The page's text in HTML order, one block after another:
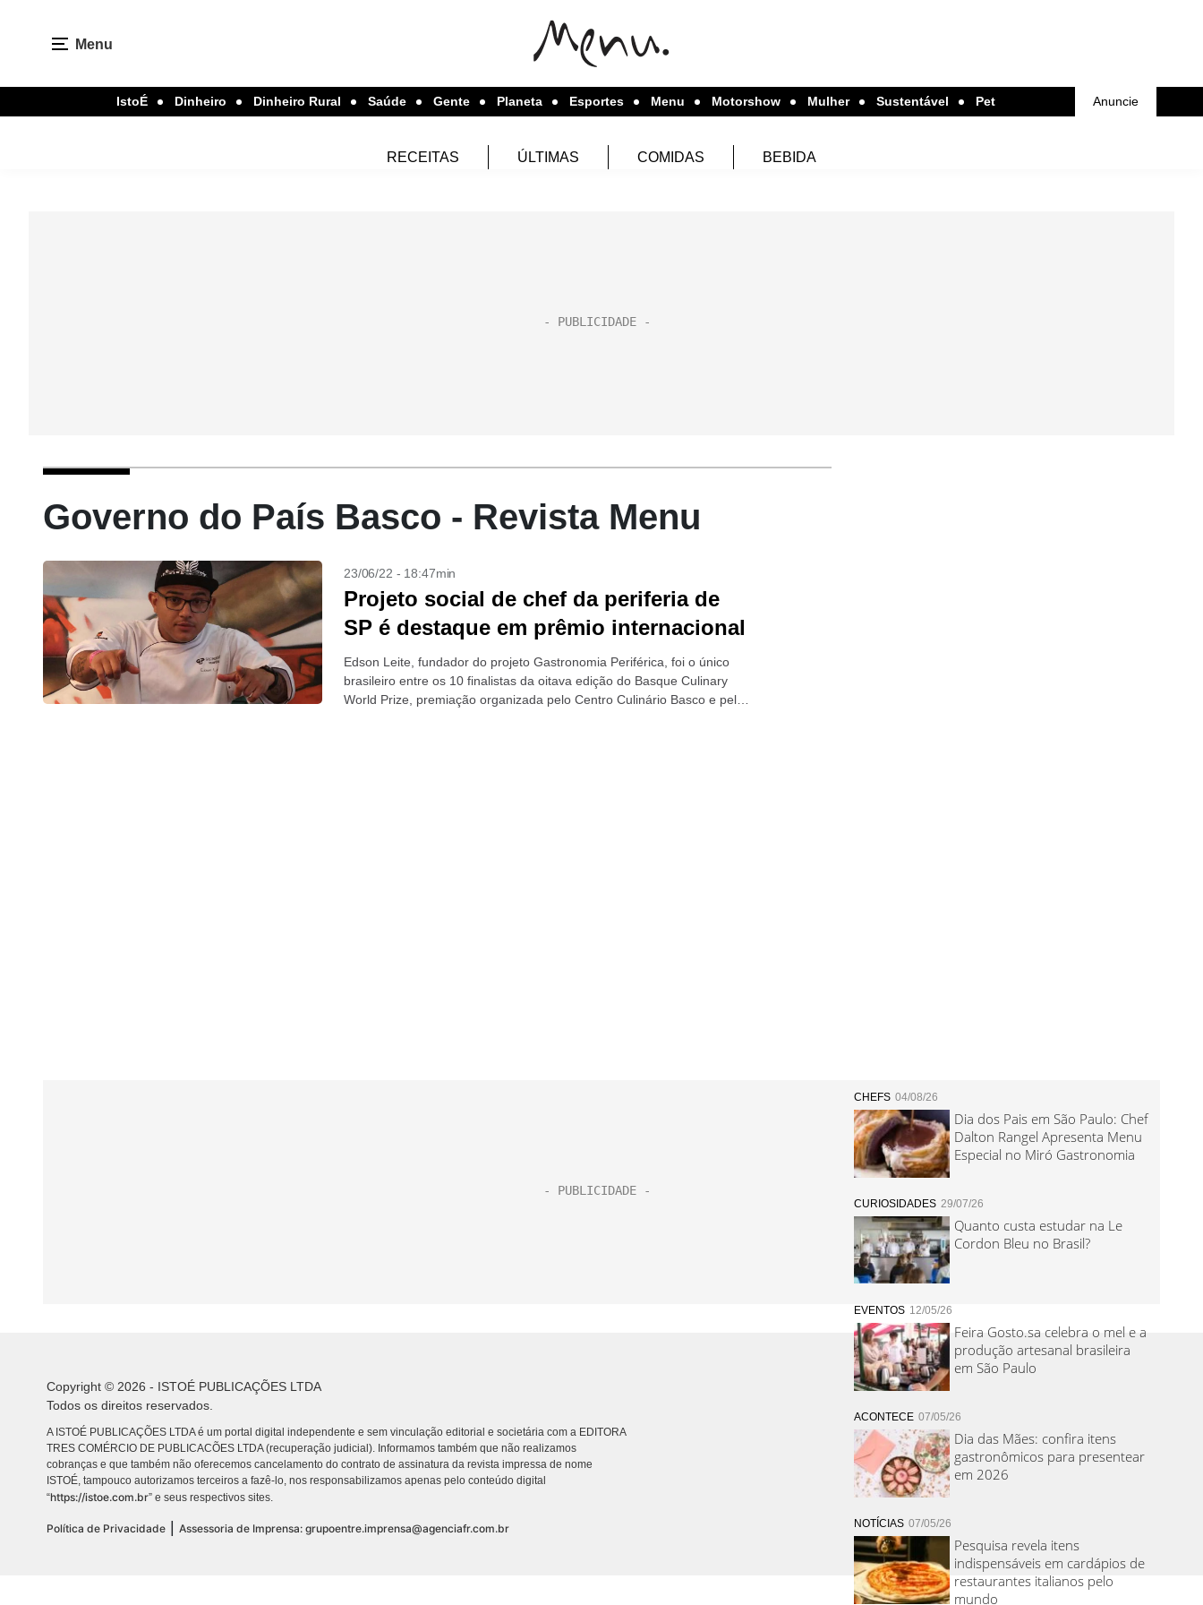
Menu
IstoÉ Dinheiro Dinheiro Rural Saúde Gente Planeta Esportes Menu Motorshow Mulher Sustentável Pet Anuncie
RECEITAS ÚLTIMAS COMIDAS BEBIDA
Governo do País Basco - Revista Menu
23/06/22 - 18:47min
Projeto social de chef da periferia de
SP é destaque em prêmio internacional
Edson Leite, fundador do projeto Gastronomia Periférica, foi o único
brasileiro entre os 10 finalistas da oitava edição do Basque Culinary
World Prize, premiação organizada pelo Centro Culinário Basco e pelo
CHEFS 04/08/26
Dia dos Pais em São Paulo: Chef
Dalton Rangel Apresenta Menu
Especial no Miró Gastronomia
CURIOSIDADES 29/07/26
Quanto custa estudar na Le
Cordon Bleu no Brasil?
EVENTOS 12/05/26
Feira Gosto.sa celebra o mel e a
produção artesanal brasileira
em São Paulo
ACONTECE 07/05/26
Dia das Mães: confira itens
gastronômicos para presentear
em 2026
NOTÍCIAS 07/05/26
Pesquisa revela itens
indispensáveis em cardápios de
restaurantes italianos pelo
mundo
Copyright © 2026 - ISTOÉ PUBLICAÇÕES LTDA
Todos os direitos reservados.
A ISTOÉ PUBLICAÇÕES LTDA é um portal digital independente e sem vinculação editorial e societária com a EDITORA
TRES COMÉRCIO DE PUBLICACÕES LTDA (recuperação judicial). Informamos também que não realizamos
cobranças e que também não oferecemos cancelamento do contrato de assinatura da revista impressa de nome
ISTOÉ, tampouco autorizamos terceiros a fazê-lo, nos responsabilizamos apenas pelo conteúdo digital
“https://istoe.com.br” e seus respectivos sites.
Política de Privacidade Assessoria de Imprensa: grupoentre.imprensa@agenciafr.com.br